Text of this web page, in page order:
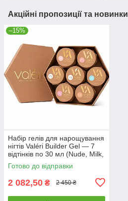
Акційні пропозиції та новинки
–15%
Набір гелів для нарощування
нігтів Valéri Builder Gel — 7
відтінків по 30 мл (Nude, Milk,
Clear, Cacao, Blue)
Готово до відправки
2 082,50 ₴ 2 450 ₴